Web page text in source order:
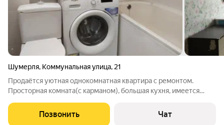
Шумерля, Коммунальная улица, 21
Продаётся уютная однокомнатная квартира с ремонтом.
Просторная комната(с карманом), большая кухня, имеется
утепленная, рама пластиковая утепленная. Все окна в
квартире заменены(2 года назад). Потолки
Позвонить Чат